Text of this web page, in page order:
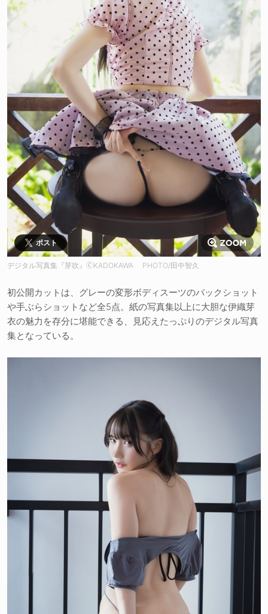
ポスト
デジタル写真集『芽吹』🄫KADOKAWA PHOTO/田中智久
初公開カットは、グレーの変形ボディスーツのバックショット
や手ぶらショットなど全5点。紙の写真集以上に大胆な伊織芽
衣の魅力を存分に堪能できる、見応えたっぷりのデジタル写真
集となっている。